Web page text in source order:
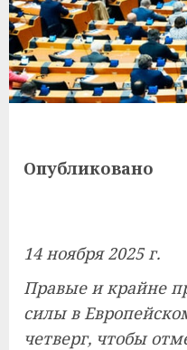
Опубликовано
14 ноября 2025 г.
Правые и крайне
силы в
четверг, чтобы